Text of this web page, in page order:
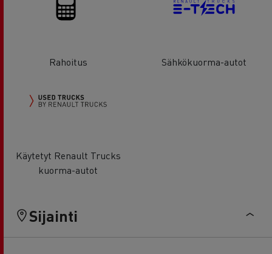
Rahoitus Sähkökuorma-autot
Käytetyt Renault Trucks
kuorma-autot
Sijainti